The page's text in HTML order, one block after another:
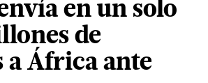
en un solo
de
a África ante